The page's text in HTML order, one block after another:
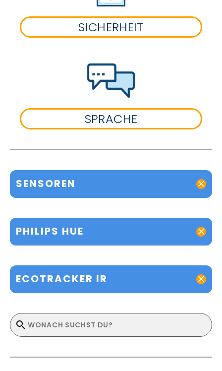
SICHERHEIT
SPRACHE
SENSOREN
PHILIPS HUE
ECOTRACKER IR